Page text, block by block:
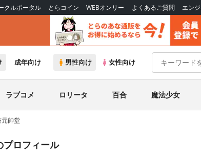
クルポータル とらコイン WEBオンリー よくあるご質問 エン
成年向け 男性向け 女性向け
ラブコメ ロリータ 百合 魔法少女
元帥堂
プロフィール